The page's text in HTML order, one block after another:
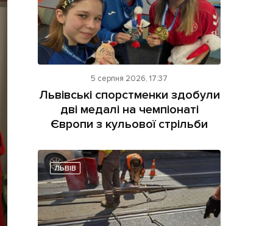
на сайті
5 серпня 2026, 17:37
Львівські спорстменки здобули
дві медалі на чемпіонаті
Європи з кульової стрільби
ЛЬВІВ